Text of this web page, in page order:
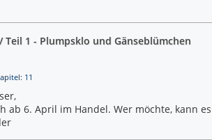
1 - Plumpsklo und Gänseblümchen
11
6. April im Handel. Wer möchte, kann es